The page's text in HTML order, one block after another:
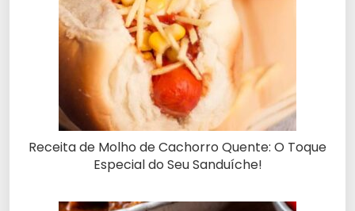
Receita de Molho de Cachorro Quente: O Toque
Especial do Seu Sanduíche!